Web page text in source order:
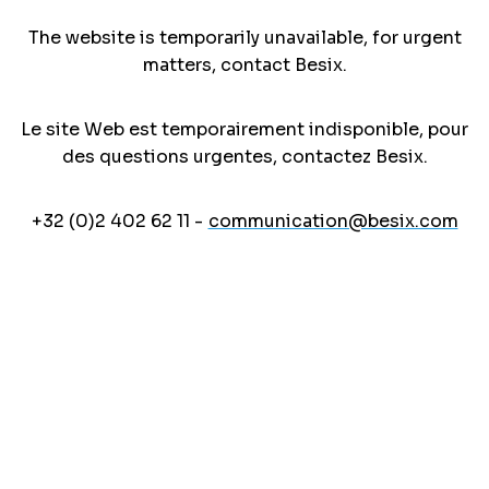
The website is temporarily unavailable, for urgent
matters, contact Besix.
Le site Web est temporairement indisponible, pour
des questions urgentes, contactez Besix.
+32 (0)2 402 62 11 - communication@besix.com